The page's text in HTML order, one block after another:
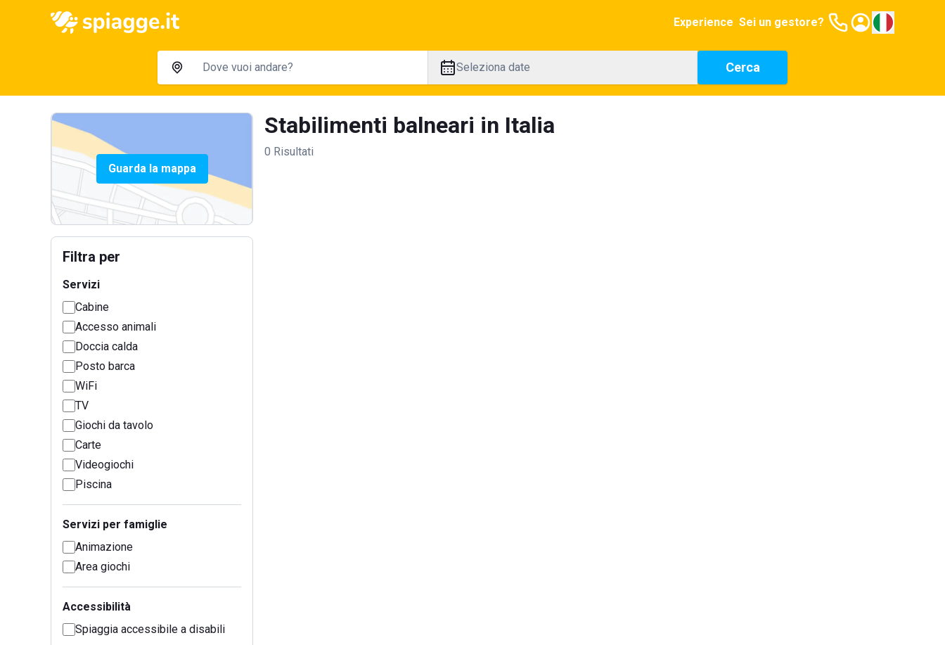
Experience Sei un gestore?
Seleziona date Cerca
Guarda la mappa
Filtra per
Servizi
Cabine
Accesso animali
Doccia calda
Posto barca
WiFi
TV
Giochi da tavolo
Carte
Videogiochi
Piscina
Servizi per famiglie
Animazione
Area giochi
Accessibilità
Spiaggia accessibile a disabili
Stabilimenti balneari in Italia
0 Risultati